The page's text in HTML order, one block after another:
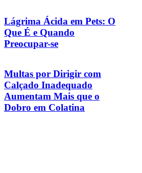
Lágrima Ácida em Pets: O
Que É e Quando
Preocupar-se
Multas por Dirigir com
Calçado Inadequado
Aumentam Mais que o
Dobro em Colatina